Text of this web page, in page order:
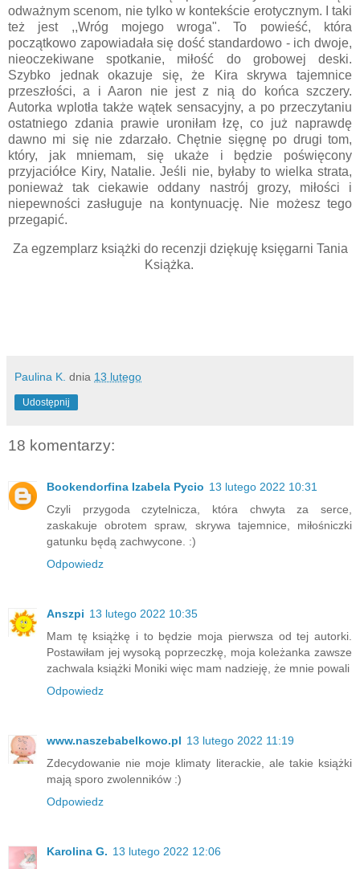
odważnym scenom, nie tylko w kontekście erotycznym. I taki
też jest ,,Wróg mojego wroga". To powieść, która
początkowo zapowiadała się dość standardowo - ich dwoje,
nieoczekiwane spotkanie, miłość do grobowej deski.
Szybko jednak okazuje się, że Kira skrywa tajemnice
przeszłości, a i Aaron nie jest z nią do końca szczery.
Autorka wplotła także wątek sensacyjny, a po przeczytaniu
ostatniego zdania prawie uroniłam łzę, co już naprawdę
dawno mi się nie zdarzało. Chętnie sięgnę po drugi tom,
który, jak mniemam, się ukaże i będzie poświęcony
przyjaciółce Kiry, Natalie. Jeśli nie, byłaby to wielka strata,
ponieważ tak ciekawie oddany nastrój grozy, miłości i
niepewności zasługuje na kontynuację. Nie możesz tego
przegapić.
Za egzemplarz książki do recenzji dziękuję księgarni Tania
Książka.
Paulina K. dnia 13 lutego
Udostępnij
18 komentarzy:
Bookendorfina Izabela Pycio 13 lutego 2022 10:31
Czyli przygoda czytelnicza, która chwyta za serce,
zaskakuje obrotem spraw, skrywa tajemnice, miłośniczki
gatunku będą zachwycone. :)
Odpowiedz
Anszpi 13 lutego 2022 10:35
Mam tę książkę i to będzie moja pierwsza od tej autorki.
Postawiłam jej wysoką poprzeczkę, moja koleżanka zawsze
zachwala książki Moniki więc mam nadzieję, że mnie powali
Odpowiedz
www.naszebabelkowo.pl 13 lutego 2022 11:19
Zdecydowanie nie moje klimaty literackie, ale takie książki
mają sporo zwolenników :)
Odpowiedz
Karolina G. 13 lutego 2022 12:06